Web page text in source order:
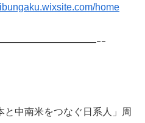
home
ｰｰ
中南米をつなぐ日系人」周